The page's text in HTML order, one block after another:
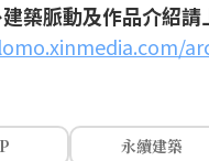
築脈動及作品介紹請
永續建築